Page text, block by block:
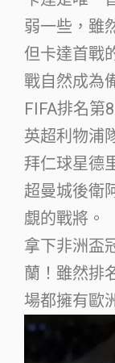
弱一些，雖
但卡達首戰
戰自然成為
FIFA排名第
英超利物浦
拜仁球星德
超曼城後衛
覷的戰將。
拿下非洲盃
蘭！雖然排
場都擁有歐